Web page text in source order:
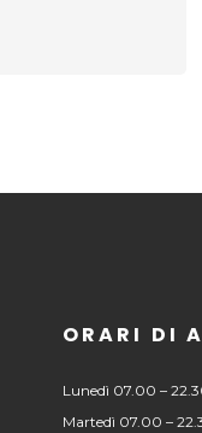
ORARI DI
Lunedì 07.00 –
Martedì 07.00 –